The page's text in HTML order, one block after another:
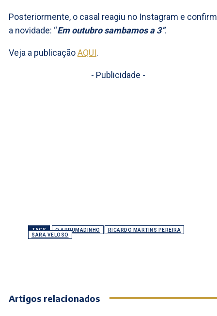
Posteriormente, o casal reagiu no Instagram e
a novidade: “Em outubro sambamos a 3”.
Veja a publicaçãoAQUI.
- Publicidade -
TAGS O ARRUMADINHO
RICARDO MARTINS PEREIRA
SARA VELOSO
Artigos relacionados